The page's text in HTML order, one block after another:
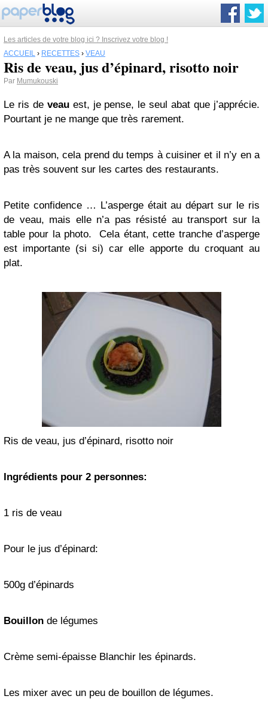
Les articles de votre blog ici ? Inscrivez votre blog !
ACCUEIL › RECETTES › VEAU
Ris de veau, jus d’épinard, risotto noir
Par Mumukouski
Le ris de veauest, je pense, le seul abat que j’apprécie.
Pourtant je ne mange que très rarement.
A la maison, cela prend du temps à cuisiner et il n’y en a
pas très souvent sur les cartes des restaurants.
Petite confidence … L’asperge était au départ sur le ris
de veau, mais elle n’a pas résisté au transport sur la
table pour la photo. Cela étant, cette tranche d’asperge
est importante (si si) car elle apporte du croquant au
plat.
Ris de veau, jus d’épinard, risotto noir
Ingrédients pour 2 personnes:
1 ris de veau
Pour le jus d’épinard:
500g d’épinards
Bouillon de légumes
Crème semi-épaisse Blanchir les épinards.
Les mixer avec un peu de bouillon de légumes.